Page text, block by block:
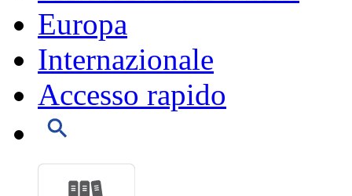
Europa
Internazionale
Accesso rapido